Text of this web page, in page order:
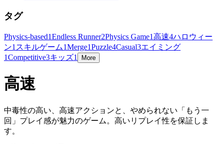
タグ
Physics-based1Endless Runner2Physics Game1高速4ハロウィー
ン1 スキルゲーム1Merge1Puzzle4Casual3エイミング
1Competitive3キッズ1 More
高速
中毒性の高い、高速アクションと、やめられない「もう一
回」プレイ感が魅力のゲーム。高いリプレイ性を保証しま
す。